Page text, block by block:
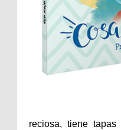
reciosa, tiene